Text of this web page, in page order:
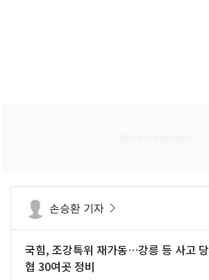
손승환 기자
국힘, 조강특위 재가동…강릉 등 사고 당
협 30여곳 정비